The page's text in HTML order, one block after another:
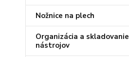
Nožnice na plech
Organizácia a skladovanie
nástrojov